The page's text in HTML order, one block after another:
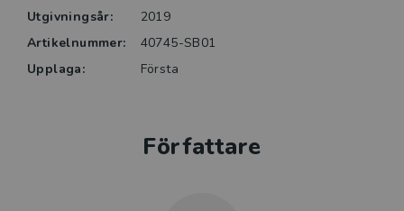
Utgivningsår:
2019
Artikelnummer:
40745-SB01
Upplaga:
Första
Författare